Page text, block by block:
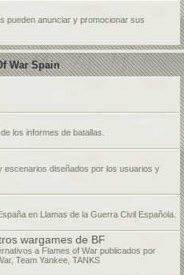
pueden anunciar y promocionar sus
War Spain
los informes de batallas.
escenarios diseñados por los usuarios y
en Llamas de la Guerra Civil Española.
wargames de BF
a Flames of War publicados por
Team Yankee, TANKS